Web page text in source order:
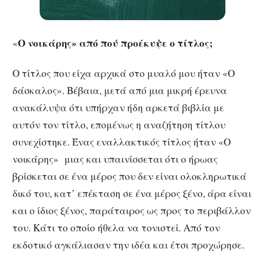
«Ο νοικάρης» από πού προέκυψε ο τίτλος;
Ο τίτλος που είχα αρχικά στο μυαλό μου ήταν «Ο
δάσκαλος». Βέβαια, μετά από μια μικρή έρευνα
ανακάλυψα ότι υπήρχαν ήδη αρκετά βιβλία με
αυτόν τον τίτλο, επομένως η αναζήτηση τίτλου
συνεχίστηκε. Ένας εναλλακτικός τίτλος ήταν «Ο
νοικάρης» μιας και υπαινίσσεται ότι ο ήρωας
βρίσκεται σε ένα μέρος που δεν είναι ολοκληρωτικά
δικό του, κατ’ επέκταση σε ένα μέρος ξένο, άρα είναι
και ο ίδιος ξένος, παράταιρος ως προς το περιβάλλον
του. Κάτι το οποίο ήθελα να τονιστεί. Από τον
εκδοτικό αγκάλιασαν την ιδέα και έτσι προχώρησε.